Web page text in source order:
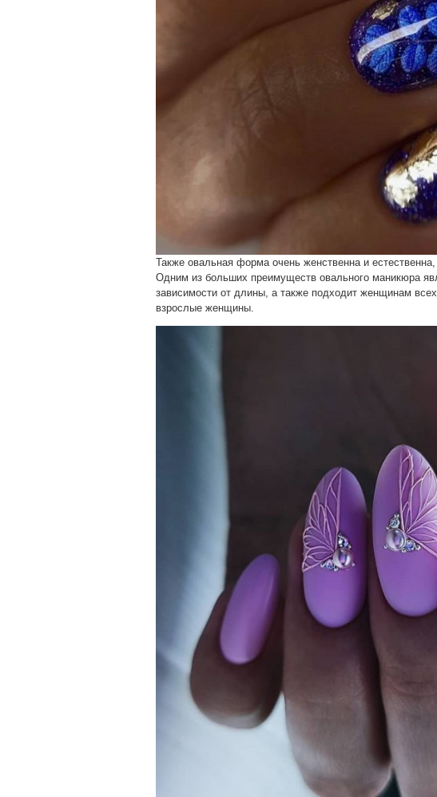
Также овальная форма очень женственна и
Одним из больших преимуществ овального маникюра
зависимости от длины, а также подходит женщинам
взрослые женщины.